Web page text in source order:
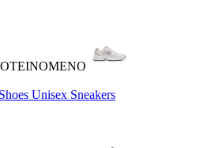
Unisex Sneakers